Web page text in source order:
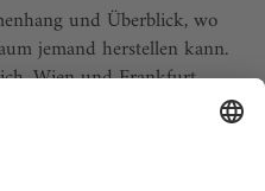
und Überblick, wo
jemand herstellen kann.
Wien und Frankfurt,
auf der Welt eine
Theaterszene. Mit
über die wichtigsten